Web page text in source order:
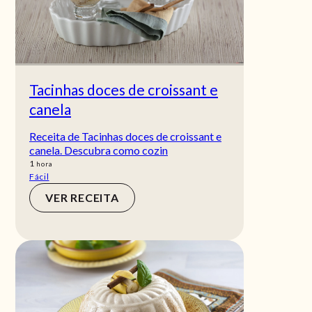
Tacinhas doces de croissant e
canela
Receita de Tacinhas doces de croissant e
canela. Descubra como cozin
1 hora
hora
Fácil
VER RECEITA